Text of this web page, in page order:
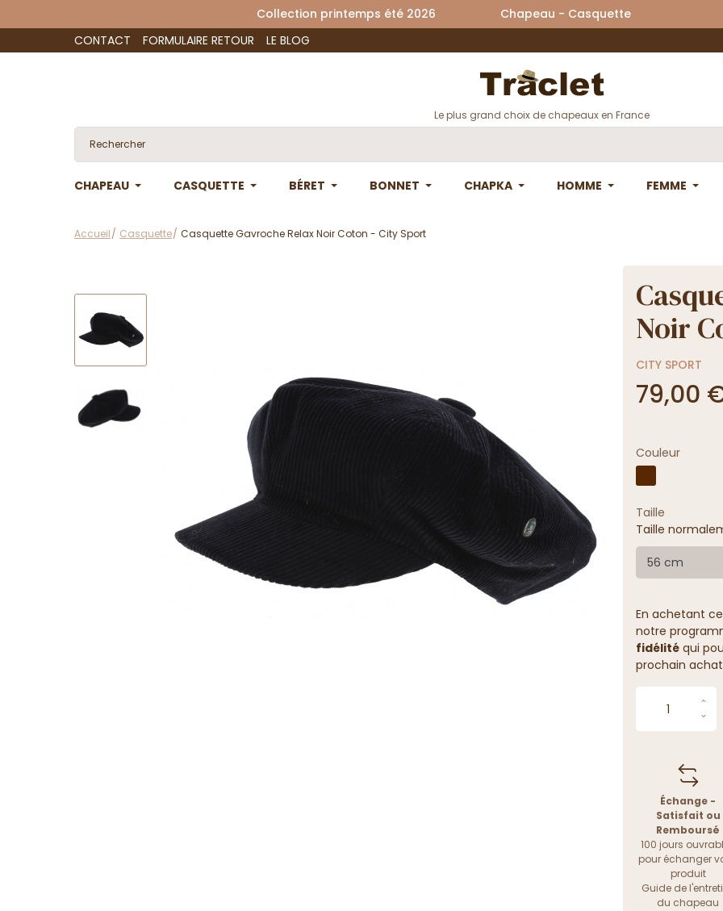
Collection printemps été 2026 Chapeau - Casquette
CONTACT
FORMULAIRE RETOUR LE BLOG
Le plus grand choix de chapeaux en France
CHAPEAU CASQUETTE BÉRET BONNET CHAPKA HOMME FEMME
Accueil Casquette Casquette Gavroche Relax Noir Coton - City Sport
Noir
CITY SPORT
79,00
Couleur
Taille
Taille
56 cm
En achetant
notre
fidélitéqui
prochain
Échange -
Satisfait ou
Remboursé
100 jours
pour échanger
produit
Guide de
du chapeau